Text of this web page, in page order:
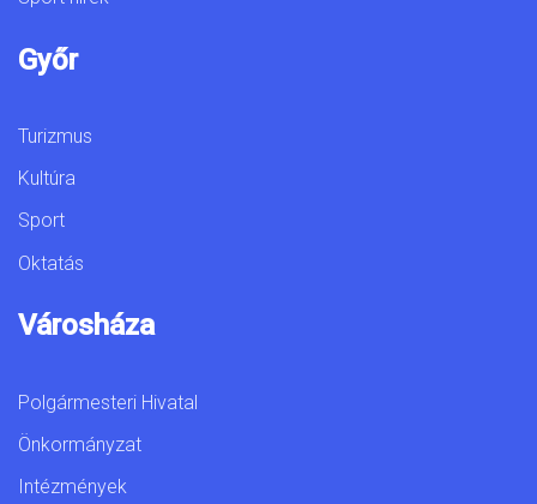
Győr
Turizmus
Kultúra
Sport
Oktatás
Városháza
Polgármesteri Hivatal
Önkormányzat
Intézmények